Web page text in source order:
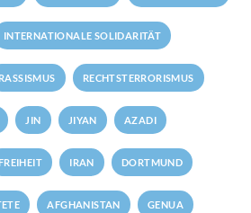
INTERNATIONALE SOLIDARITÄT
RASSISMUS RECHTSTERRORISMUS
JIN JIYAN AZADI
IRAN DORTMUND
AFGHANISTAN GENUA